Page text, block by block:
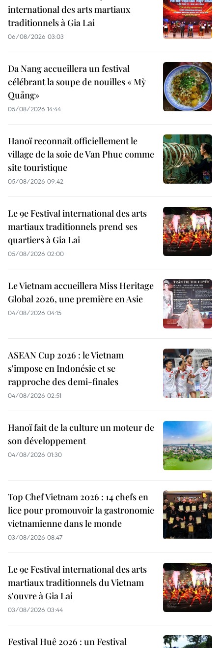
international des arts martiaux
traditionnels à Gia Lai
06/08/2026 03:03
Da Nang accueillera un festival
célébrant la soupe de nouilles « Mỳ
Quảng»
05/08/2026 14:44
Hanoï reconnaît officiellement le
village de la soie de Van Phuc comme
site touristique
05/08/2026 09:42
Le 9e Festival international des arts
martiaux traditionnels prend ses
quartiers à Gia Lai
05/08/2026 02:00
Le Vietnam accueillera Miss Heritage
Global 2026, une première en Asie
04/08/2026 04:15
ASEAN Cup 2026 : le Vietnam
s'impose en Indonésie et se
rapproche des demi-finales
04/08/2026 02:51
Hanoï fait de la culture un moteur de
son développement
04/08/2026 01:30
Top Chef Vietnam 2026 : 14 chefs en
lice pour promouvoir la gastronomie
vietnamienne dans le monde
03/08/2026 08:47
Le 9e Festival international des arts
martiaux traditionnels du Vietnam
s'ouvre à Gia Lai
03/08/2026 03:44
Festival Huê 2026 : un Festival